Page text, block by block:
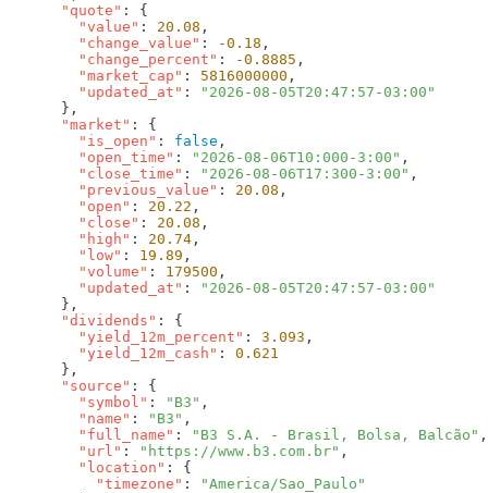
      "quote"
        "value"
: 20.08
        "change_value"
: -0.18
        "change_percent"
: -0.8885
        "market_cap"
: 5816000000
        "updated_at"
:
      "market"
        "is_open"
: false
        "open_time"
: "2026-08-06T10:000-3:00"
        "close_time"
: "2026-08-06T17:300-3:00"
        "previous_value"
: 20.08
        "open"
: 20.22
        "close"
: 20.08
        "high"
: 20.74
        "low"
: 19.89
        "volume"
: 179500
        "updated_at"
:
      "dividends"
        "yield_12m_percent"
: 3.093
        "yield_12m_cash"
:
      "source"
        "symbol"
: "B3"
        "name"
: "B3"
        "full_name"
:
"B3 S.A. - Brasil, Bolsa, Balcão"
        "url"
: "https://www.b3.com.br"
        "location"
          "timezone"
: